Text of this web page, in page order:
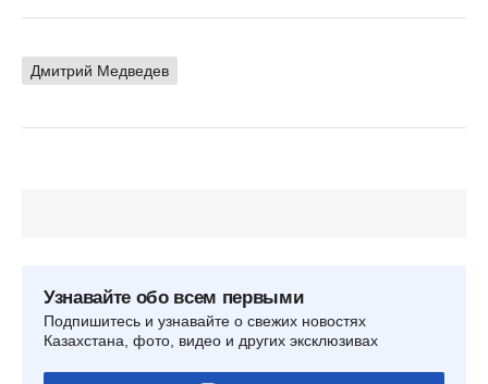
Дмитрий Медведев
Узнавайте обо всем первыми
Подпишитесь и узнавайте о свежих новостях
Казахстана, фото, видео и других эксклюзивах